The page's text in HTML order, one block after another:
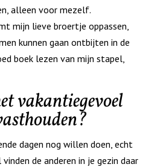
alleen voor mezelf.
mijn lieve broertje oppassen,
kunnen gaan ontbijten in de
boek lezen van mijn stapel,
vakantiegevoel
dagen nog willen doen, echt
de anderen in je gezin daar